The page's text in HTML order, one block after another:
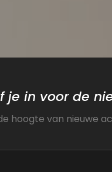
je in voor de
hoogte van nieuwe